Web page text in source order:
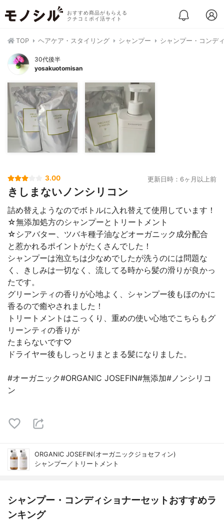
おすすめ商品がもらえる
クチコミポイ活サイト
TOP ヘアケア・スタイリング シャンプー シャンプー・コンデ
30代後半
yosakuotomisan
3.00 更新日時：6ヶ月以上前
きしまないノンシリコン
詰め替えようなのでボトルに入れ替えて使用しています！
☆無添加処方のシャンプーとトリートメント
☆シアバター、ツバキ種子油などオーガニック成分配合
と惹かれるポイントがたくさんでした！
シャンプーは泡立ちは少なめでしたが洗うのには問題な
く、きしみは一切なく、流してる時から髪の滑りが良かっ
たです。
グリーンティの香りが心地よく、シャンプー後もほのかに
香るので癒やされました！
トリートメントはこっくり、重めの使い心地でこちらもグ
リーンティの香りが
たまらないです♡
ドライヤー後もしっとりまとまる髪になりました。
#オーガニック#ORGANIC JOSEFIN#無添加#ノンシリコ
ン
ORGANIC JOSEFIN(オーガニックジョセフィン)
シャンプー／トリートメント
シャンプー・コンディショナーセットおすすめラ
ンキング